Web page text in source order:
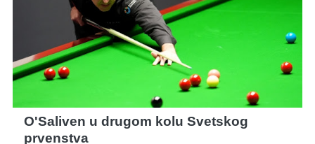
O'Saliven u drugom kolu Svetskog
prvenstva